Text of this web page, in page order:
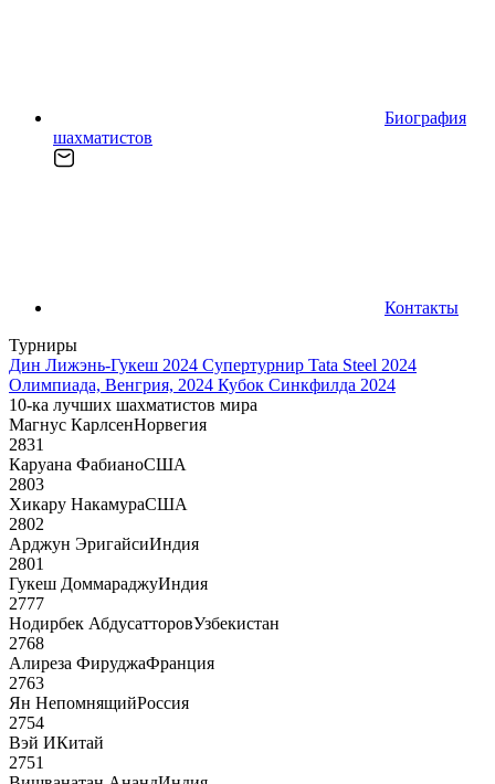
Биография
шахматистов
Контакты
Турниры
Дин Лижэнь-Гукеш 2024 Супертурнир Tata Steel 2024
Олимпиада, Венгрия, 2024 Кубок Синкфилда 2024
10-ка лучших шахматистов мира
Магнус КарлсенНорвегия
2831
Каруана ФабианоСША
2803
Хикару НакамураСША
2802
Арджун ЭригайсиИндия
2801
Гукеш ДоммараджуИндия
2777
Нодирбек АбдусатторовУзбекистан
2768
Алиреза ФируджаФранция
2763
Ян НепомнящийРоссия
2754
Вэй ИКитай
2751